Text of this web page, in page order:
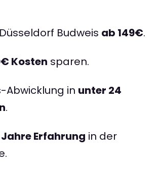
Budweis ab 149€.
Kosten sparen.
Abwicklung in unter 24
.
Jahre Erfahrung in der